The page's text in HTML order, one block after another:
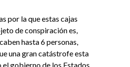
por la que estas cajas
de conspiración es,
hasta 6 personas,
una gran catástrofe esta
el gobierno de los Estados